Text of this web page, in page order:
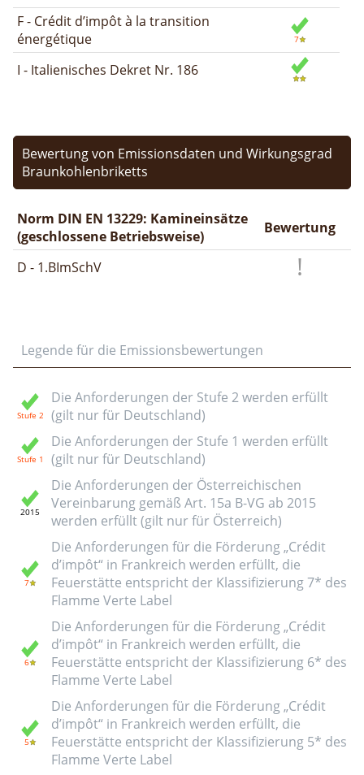
F - Crédit d’impôt à la transition
énergétique
I - Italienisches Dekret Nr. 186
Bewertung von Emissionsdaten und Wirkungsgrad
Braunkohlenbriketts
Norm DIN EN 13229: Kamineinsätze
(geschlossene Betriebsweise)
Bewertung
D - 1.BImSchV
Legende für die Emissionsbewertungen
Die Anforderungen der Stufe 2 werden erfüllt
(gilt nur für Deutschland)
Die Anforderungen der Stufe 1 werden erfüllt
(gilt nur für Deutschland)
Die Anforderungen der Österreichischen
Vereinbarung gemäß Art. 15a B-VG ab 2015
werden erfüllt (gilt nur für Österreich)
Die Anforderungen für die Förderung „Crédit
d’impôt“ in Frankreich werden erfüllt, die
Feuerstätte entspricht der Klassifizierung 7* des
Flamme Verte Label
Die Anforderungen für die Förderung „Crédit
d’impôt“ in Frankreich werden erfüllt, die
Feuerstätte entspricht der Klassifizierung 6* des
Flamme Verte Label
Die Anforderungen für die Förderung „Crédit
d’impôt“ in Frankreich werden erfüllt, die
Feuerstätte entspricht der Klassifizierung 5* des
Flamme Verte Label